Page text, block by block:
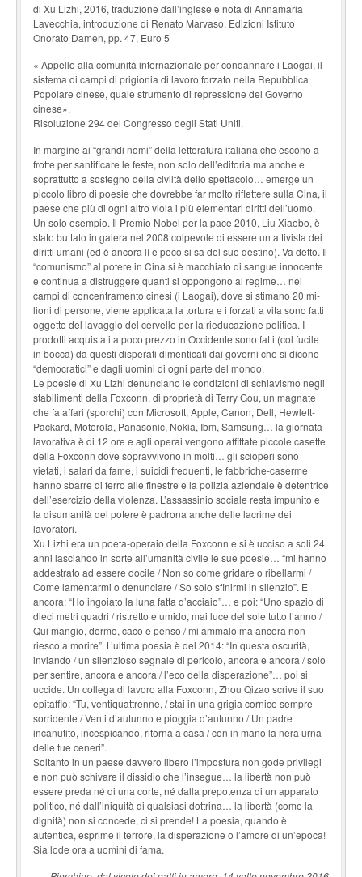
di Xu Lizhi, 2016, traduzione dall’inglese e nota di Annamaria
Lavecchia, introduzione di Renato Marvaso, Edizioni Istituto
Onorato Damen, pp. 47, Euro 5
« Appello alla comunità internazionale per condannare i Laogai, il
sistema di campi di prigionia di lavoro forzato nella Repubblica
Popolare cinese, quale strumento di repressione del Governo
cinese».
Risoluzione 294 del Congresso degli Stati Uniti.
In margine ai “grandi nomi” della letteratura italiana che escono a
frotte per santificare le feste, non solo dell’editoria ma anche e
soprattutto a sostegno della civiltà dello spettacolo… emerge un
piccolo libro di poesie che dovrebbe far molto riflettere sulla Cina, il
paese che più di ogni altro viola i più elementari diritti dell’uomo.
Un solo esempio. Il Premio Nobel per la pace 2010, Liu Xiaobo, è
stato buttato in galera nel 2008 colpevole di essere un attivista dei
diritti umani (ed è ancora lì e poco si sa del suo destino). Va detto. Il
“comunismo” al potere in Cina si è macchiato di sangue innocente
e continua a distruggere quanti si oppongono al regime… nei
campi di concentramento cinesi (i Laogai), dove si stimano 20 mi-
lioni di persone, viene applicata la tortura e i forzati a vita sono fatti
oggetto del lavaggio del cervello per la rieducazione politica. I
prodotti acquistati a poco prezzo in Occidente sono fatti (col fucile
in bocca) da questi disperati dimenticati dai governi che si dicono
“democratici” e dagli uomini di ogni parte del mondo.
Le poesie di Xu Lizhi denunciano le condizioni di schiavismo negli
stabilimenti della Foxconn, di proprietà di Terry Gou, un magnate
che fa affari (sporchi) con Microsoft, Apple, Canon, Dell, Hewlett-
Packard, Motorola, Panasonic, Nokia, Ibm, Samsung… la giornata
lavorativa è di 12 ore e agli operai vengono affittate piccole casette
della Foxconn dove sopravvivono in molti… gli scioperi sono
vietati, i salari da fame, i suicidi frequenti, le fabbriche-caserme
hanno sbarre di ferro alle finestre e la polizia aziendale è detentrice
dell’esercizio della violenza. L’assassinio sociale resta impunito e
la disumanità del potere è padrona anche delle lacrime dei
lavoratori.
Xu Lizhi era un poeta-operaio della Foxconn e si è ucciso a soli 24
anni lasciando in sorte all’umanità civile le sue poesie… “mi hanno
addestrato ad essere docile / Non so come gridare o ribellarmi /
Come lamentarmi o denunciare / So solo sfinirmi in silenzio”. E
ancora: “Ho ingoiato la luna fatta d’acciaio”… e poi: “Uno spazio di
dieci metri quadri / ristretto e umido, mai luce del sole tutto l’anno /
Qui mangio, dormo, caco e penso / mi ammalo ma ancora non
riesco a morire”. L’ultima poesia è del 2014: “In questa oscurità,
inviando / un silenzioso segnale di pericolo, ancora e ancora / solo
per sentire, ancora e ancora / l’eco della disperazione”… poi si
uccide. Un collega di lavoro alla Foxconn, Zhou Qizao scrive il suo
epitaffio: “Tu, ventiquattrenne, / stai in una grigia cornice sempre
sorridente / Venti d’autunno e pioggia d’autunno / Un padre
incanutito, incespicando, ritorna a casa / con in mano la nera urna
delle tue ceneri”.
Soltanto in un paese davvero libero l’impostura non gode privilegi
e non può schivare il dissidio che l’insegue… la libertà non può
essere preda né di una corte, né dalla prepotenza di un apparato
politico, né dall’iniquità di qualsiasi dottrina… la libertà (come la
dignità) non si concede, ci si prende! La poesia, quando è
autentica, esprime il terrore, la disperazione o l’amore di un’epoca!
Sia lode ora a uomini di fama.